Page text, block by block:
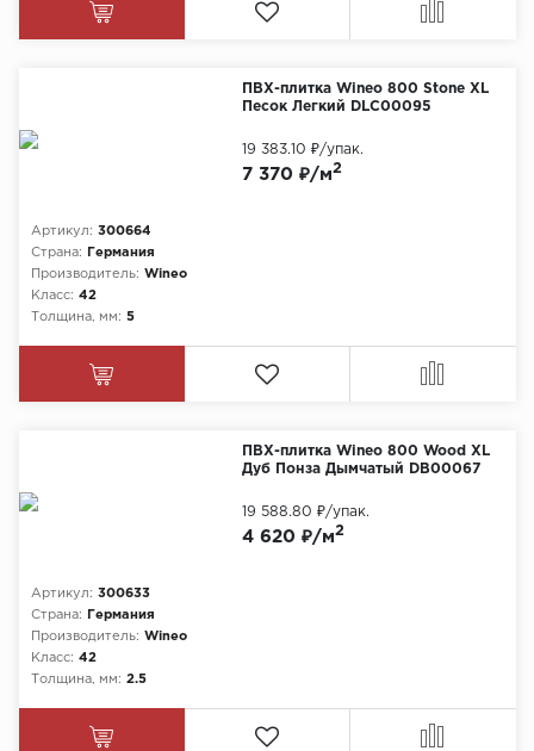
ПВХ-плитка Wineo 800 Stone XL
Песок Легкий DLC00095
Артикул: 300664
Страна:
Германия
Производитель: Wineo
Класс: 42
Толщина, мм: 5
7 370 ₽/м2
19 383.10 ₽/упак.
ПВХ-плитка Wineo 800 Wood XL
Дуб Понза Дымчатый DB00067
Артикул: 300633
Страна:
Германия
Производитель: Wineo
Класс: 42
Толщина, мм: 2.5
4 620 ₽/м2
19 588.80 ₽/упак.